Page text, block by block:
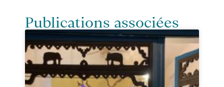
Publications associées